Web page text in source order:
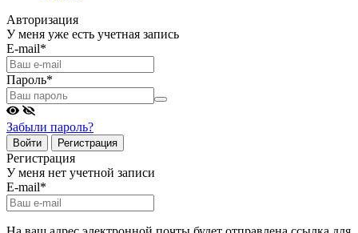
Авторизация
У меня уже есть учетная запись
E-mail*
Пароль*
Забыли пароль?
Войти Регистрация
Регистрация
У меня нет учетной записи
E-mail*